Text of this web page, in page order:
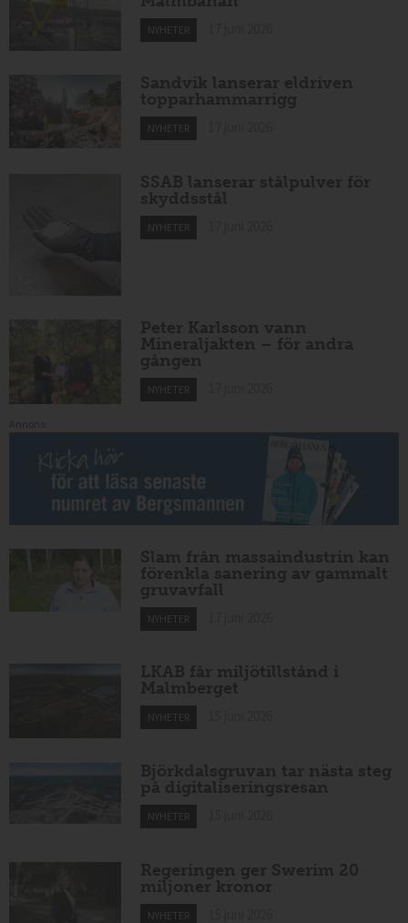
NYHETER
Sandvik lanserar eldriven
topparhammarrigg
NYHETER
SSAB lanserar stålpulver för
skyddsstål
NYHETER
Peter Karlsson vann
Mineraljakten – för andra
gången
NYHETER
Slam från massaindustrin kan
förenkla sanering av gammalt
gruvavfall
NYHETER
LKAB får miljötillstånd i
Malmberget
NYHETER
Björkdalsgruvan tar nästa steg
på digitaliseringsresan
NYHETER
Regeringen ger Swerim 20
miljoner kronor
NYHETER